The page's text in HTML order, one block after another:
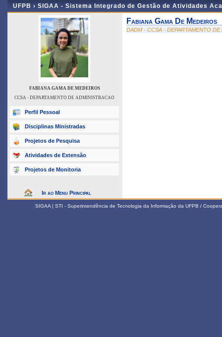
UFPB › SIGAA - Sistema Integrado de Gestão de Atividades
FABIANA GAMA DE MEDEIROS
CCSA - DEPARTAMENTO DE ADMINISTRACAO
Perfil Pessoal
Disciplinas Ministradas
Projetos de Pesquisa
Atividades de Extensão
Projetos de Monitoria
Ir ao Menu Principal
Fabiana Gama De Medeiros
DADM - CCSA - DEPARTAMENTO
SIGAA | STI - Superintendência de Tecnologia da Informação da UFPB /